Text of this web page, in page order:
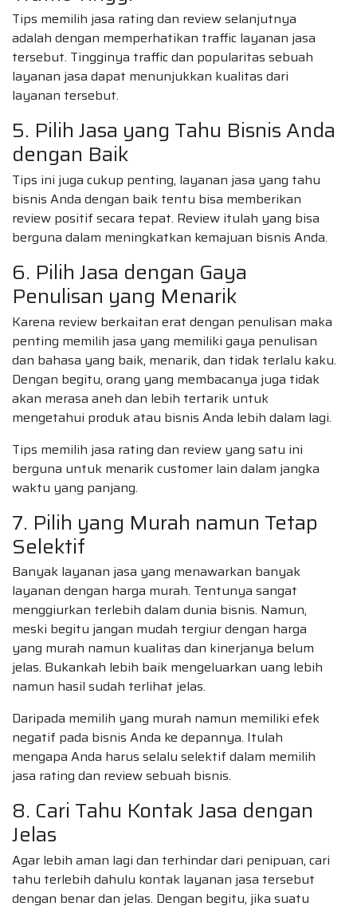
Tips memilih jasa rating dan review selanjutnya
adalah dengan memperhatikan traffic layanan jasa
tersebut. Tingginya traffic dan popularitas sebuah
layanan jasa dapat menunjukkan kualitas dari
layanan tersebut.
5. Pilih Jasa yang Tahu Bisnis Anda
dengan Baik
Tips ini juga cukup penting, layanan jasa yang tahu
bisnis Anda dengan baik tentu bisa memberikan
review positif secara tepat. Review itulah yang bisa
berguna dalam meningkatkan kemajuan bisnis Anda.
6. Pilih Jasa dengan Gaya
Penulisan yang Menarik
Karena review berkaitan erat dengan penulisan maka
penting memilih jasa yang memiliki gaya penulisan
dan bahasa yang baik, menarik, dan tidak terlalu kaku.
Dengan begitu, orang yang membacanya juga tidak
akan merasa aneh dan lebih tertarik untuk
mengetahui produk atau bisnis Anda lebih dalam lagi.
Tips memilih jasa rating dan review yang satu ini
berguna untuk menarik customer lain dalam jangka
waktu yang panjang.
7. Pilih yang Murah namun Tetap
Selektif
Banyak layanan jasa yang menawarkan banyak
layanan dengan harga murah. Tentunya sangat
menggiurkan terlebih dalam dunia bisnis. Namun,
meski begitu jangan mudah tergiur dengan harga
yang murah namun kualitas dan kinerjanya belum
jelas. Bukankah lebih baik mengeluarkan uang lebih
namun hasil sudah terlihat jelas.
Daripada memilih yang murah namun memiliki efek
negatif pada bisnis Anda ke depannya. Itulah
mengapa Anda harus selalu selektif dalam memilih
jasa rating dan review sebuah bisnis.
8. Cari Tahu Kontak Jasa dengan
Jelas
Agar lebih aman lagi dan terhindar dari penipuan, cari
tahu terlebih dahulu kontak layanan jasa tersebut
dengan benar dan jelas. Dengan begitu, jika suatu